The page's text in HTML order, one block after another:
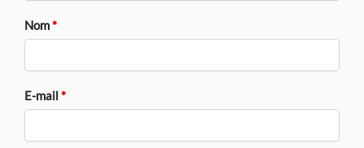
Nom*
E-mail*